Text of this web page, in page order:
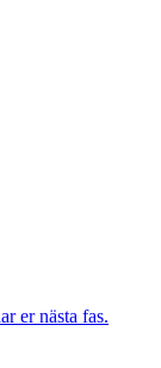
er nästa fas.